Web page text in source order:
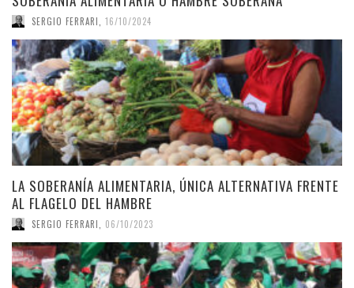
SERGIO FERRARI 16/10/2024
LA SOBERANÍA ALIMENTARIA, ÚNICA ALTERNATIVA FRENTE
AL FLAGELO DEL HAMBRE
SERGIO FERRARI 06/10/2023